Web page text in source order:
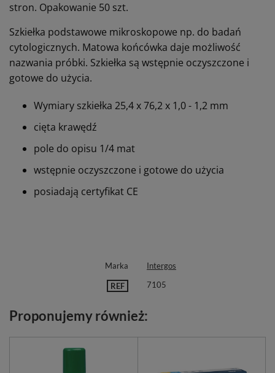
stron. Opakowanie 50 szt.
Szkiełka podstawowe mikroskopowe np. do badań
cytologicznych. Matowa końcówka daje możliwość
nazwania próbki. Szkiełka są wstępnie oczyszczone i
gotowe do użycia.
Wymiary szkiełka 25,4 x 76,2 x 1,0 - 1,2 mm
cięta krawędź
pole do opisu 1/4 mat
wstępnie oczyszczone i gotowe do użycia
posiadają certyfikat CE
Marka Intergos
REF 7105
Proponujemy również: